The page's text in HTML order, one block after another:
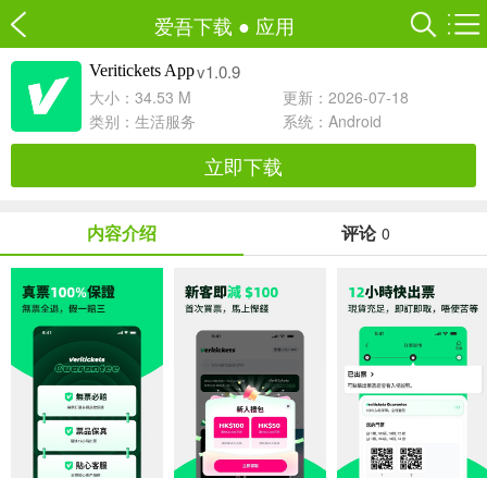
爱吾下载 ● 应用
Veritickets Appv1.0.9
大小：34.53 M
更新：2026-07-18
类别： 生活服务 系统：Android
立即下载
内容介绍 评论 0